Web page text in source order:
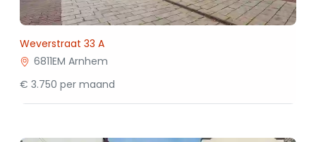
Weverstraat 33 A
6811EM Arnhem
€ 3.750 per maand